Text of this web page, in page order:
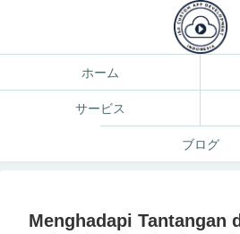
ホーム
サービス
ブログ
Menghadapi Tantangan